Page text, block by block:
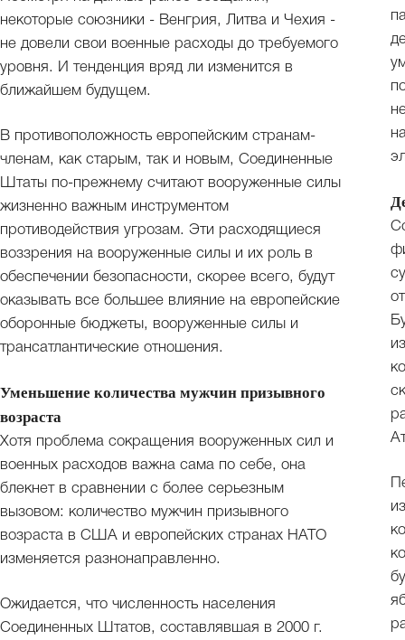
некоторые союзники - Венгрия, Литва и Чехия -
не довели свои военные расходы до требуемого
уровня. И тенденция вряд ли изменится в
ближайшем будущем.
В противоположность европейским странам-
членам, как старым, так и новым, Соединенные
Штаты по-прежнему считают вооруженные силы
жизненно важным инструментом
противодействия угрозам. Эти расходящиеся
воззрения на вооруженные силы и их роль в
обеспечении безопасности, скорее всего, будут
оказывать все большее влияние на европейские
оборонные бюджеты, вооруженные силы и
трансатлантические отношения.
Уменьшение количества мужчин призывного
возраста
Хотя проблема сокращения вооруженных сил и
военных расходов важна сама по себе, она
блекнет в сравнении с более серьезным
вызовом: количество мужчин призывного
возраста в США и европейских странах НАТО
изменяется разнонаправленно.
Ожидается, что численность населения
Соединенных Штатов, составлявшая в 2000 г.